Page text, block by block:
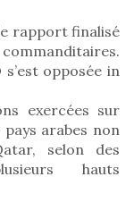
rapport finalisé
opposée in
exercées sur
arabes non
selon des
hauts